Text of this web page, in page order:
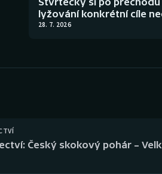
lyžování konkrétní cíle
28. 7. 2026
Český skokový pohár –